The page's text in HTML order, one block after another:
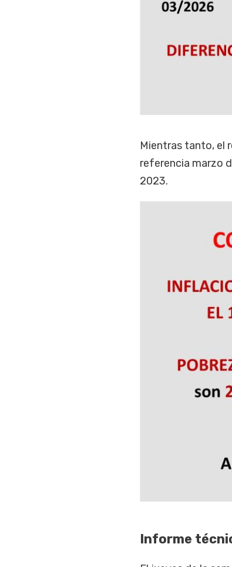
Mientras tanto, el
referencia marzo
2023.
Informe